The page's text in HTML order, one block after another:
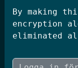
JWT Blog
SSM 2026
19 lösare
By making
encryption
eliminated